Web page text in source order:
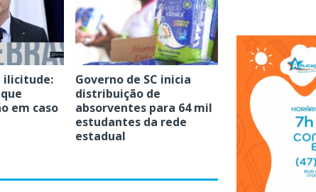
ilicitude:
em caso
Governo de SC inicia
distribuição de
absorventes para 64 mil
estudantes da rede
estadual